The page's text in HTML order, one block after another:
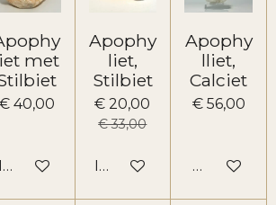
met
€ 40,00
In winkelwagen
Apophy
liet,
Stilbiet
€ 20,00
€ 33,00
In winkelwagen
Apophy
lliet,
Calciet
€ 56,00
Houd mij